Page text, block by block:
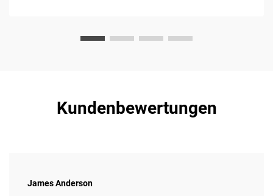
Kundenbewertungen
James Anderson